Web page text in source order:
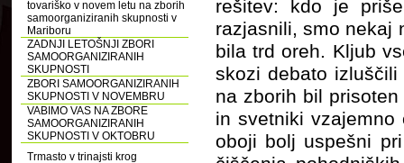
tovariško v novem letu na zborih
samoorganiziranih skupnosti v
Mariboru
ZADNJI LETOŠNJI ZBORI
SAMOORGANIZIRANIH
SKUPNOSTI
ZBORI SAMOORGANIZIRANIH
SKUPNOSTI V NOVEMBRU
VABIMO VAS NA ZBORE
SAMOORGANIZIRANIH
SKUPNOSTI V OKTOBRU
Trmasto v trinajsti krog
rešitev: kdo je
razjasnili, smo nekaj
bila trd oreh. Kljub
skozi debato
na zborih bil
in svetniki
oboji bolj uspešni